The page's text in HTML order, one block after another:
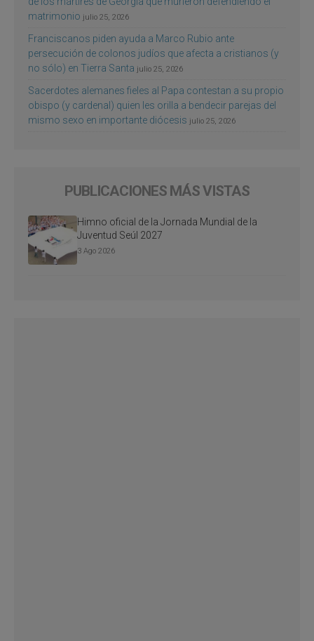
matrimonio julio 25, 2026
Franciscanos piden ayuda a Marco Rubio ante
persecución de colonos judíos que afecta a cristianos (y
no sólo) en Tierra Santa julio 25, 2026
Sacerdotes alemanes fieles al Papa contestan a su propio
obispo (y cardenal) quien les orilla a bendecir parejas del
mismo sexo en importante diócesis julio 25, 2026
PUBLICACIONES MÁS VISTAS
Himno oficial de la Jornada Mundial de la
Juventud Seúl 2027
3 Ago 2026